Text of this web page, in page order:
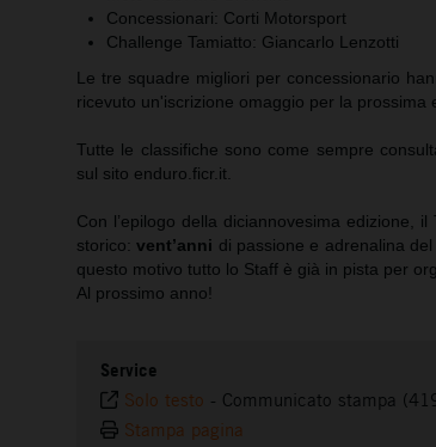
Concessionari: Corti Motorsport
Challenge Tamiatto: Giancarlo Lenzotti
Le tre squadre migliori per concessionario
ricevuto un'iscrizione omaggio per la prossima
Tutte le classifiche sono come sempre
sul sito enduro.ficr.it.
Con l’epilogo della diciannovesima edizione,
storico:vent’anni di passione e adrenalina
questo motivo tutto lo Staff è già in pista per
Al prossimo anno!
Service
Solo testo - Communicato stampa
Stampa pagina